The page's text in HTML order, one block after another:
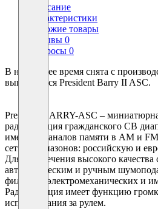
Описание
Характеристики
Похожие товары
Отзывы 0
Вопросы 0
В настоящее время снята с
выпускается President Barry II ASC.
President BARRY-ASC –
радиостанция гражданского CB
имеет 40 каналов памяти в AM и
сетки диапазонов: российскую и
Для обеспечения высокого
автоматическим и ручным
фильтром электромеханических и
Радиостанция имеет функцию
использования за рулем.